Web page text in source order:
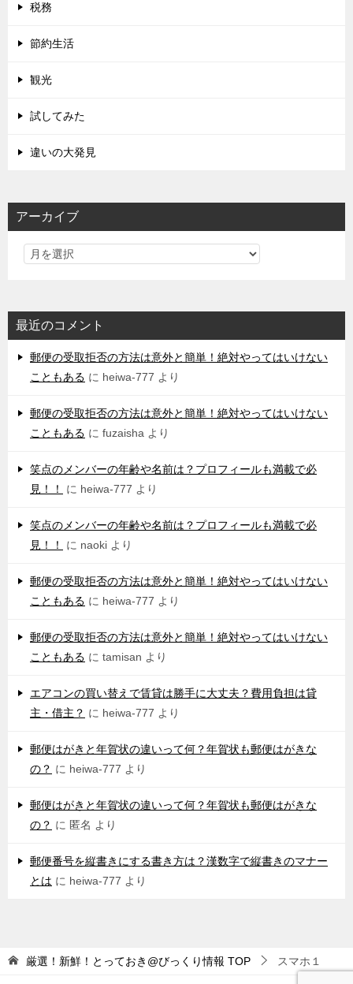
税務
節約生活
観光
試してみた
違いの大発見
アーカイブ
最近のコメント
郵便の受取拒否の方法は意外と簡単！絶対やってはいけない
こともある に heiwa-777 より
郵便の受取拒否の方法は意外と簡単！絶対やってはいけない
こともある に fuzaisha より
笑点のメンバーの年齢や名前は？プロフィールも満載で必
見！！
に heiwa-777 より
笑点のメンバーの年齢や名前は？プロフィールも満載で必
見！！
に naoki より
郵便の受取拒否の方法は意外と簡単！絶対やってはいけない
こともある に heiwa-777 より
郵便の受取拒否の方法は意外と簡単！絶対やってはいけない
こともある に tamisan より
エアコンの買い替えで賃貸は勝手に大丈夫？費用負担は貸
主・借主？ に heiwa-777 より
郵便はがきと年賀状の違いって何？年賀状も郵便はがきな
の？ に heiwa-777 より
郵便はがきと年賀状の違いって何？年賀状も郵便はがきな
の？ に 匿名 より
郵便番号を縦書きにする書き方は？漢数字で縦書きのマナー
とは に heiwa-777 より
厳選！新鮮！とっておき@びっくり情報 TOP スマホ１